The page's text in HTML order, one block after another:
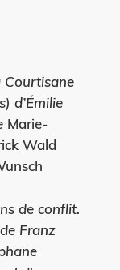
Courtisane
d’Émilie
Marie-
Wald
de conflit.
Franz